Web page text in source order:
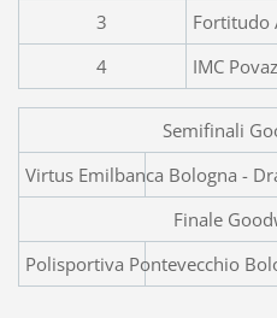
3
Fortitudo
4
IMC
Semifinali
Virtus
Finale
Polisportiva Pontevecchio